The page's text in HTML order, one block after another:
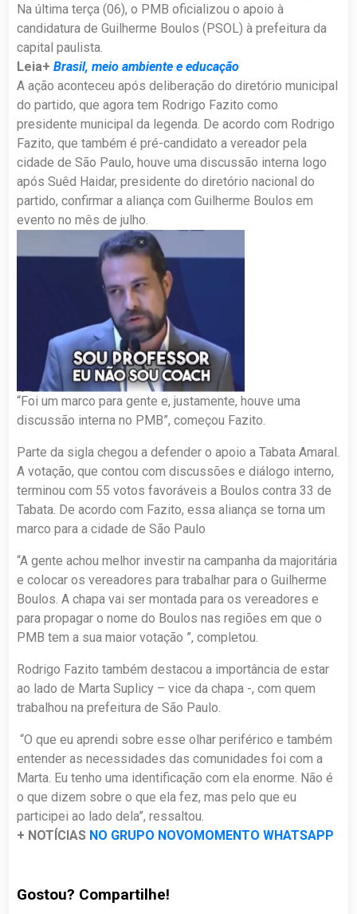
Na última terça (06), o PMB oficializou o apoio à
candidatura de Guilherme Boulos (PSOL) à prefeitura da
capital paulista.
Leia+Brasil, meio ambiente e educação
A ação aconteceu após deliberação do diretório municipal
do partido, que agora tem Rodrigo Fazito como
presidente municipal da legenda. De acordo com Rodrigo
Fazito, que também é pré-candidato a vereador pela
cidade de São Paulo, houve uma discussão interna logo
após Suêd Haidar, presidente do diretório nacional do
partido, confirmar a aliança com Guilherme Boulos em
evento no mês de julho.
“Foi um marco para gente e, justamente, houve uma
discussão interna no PMB”, começou Fazito.
Parte da sigla chegou a defender o apoio a Tabata Amaral.
A votação, que contou com discussões e diálogo interno,
terminou com 55 votos favoráveis a Boulos contra 33 de
Tabata. De acordo com Fazito, essa aliança se torna um
marco para a cidade de São Paulo
“A gente achou melhor investir na campanha da majoritária
e colocar os vereadores para trabalhar para o Guilherme
Boulos. A chapa vai ser montada para os vereadores e
para propagar o nome do Boulos nas regiões em que o
PMB tem a sua maior votação ”, completou.
Rodrigo Fazito também destacou a importância de estar
ao lado de Marta Suplicy – vice da chapa -, com quem
trabalhou na prefeitura de São Paulo.
“O que eu aprendi sobre esse olhar periférico e também
entender as necessidades das comunidades foi com a
Marta. Eu tenho uma identificação com ela enorme. Não é
o que dizem sobre o que ela fez, mas pelo que eu
participei ao lado dela”, ressaltou.
+ NOTÍCIAS NO GRUPO NOVOMOMENTO WHATSAPP
Gostou? Compartilhe!